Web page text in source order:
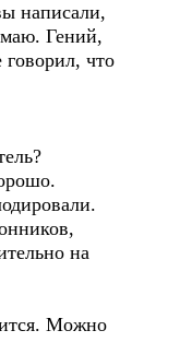
написали,
Гений,
что
на
Можно